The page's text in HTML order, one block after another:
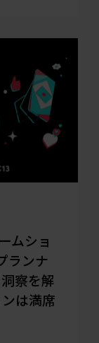
ムショ
ランナ
察を解
は満席